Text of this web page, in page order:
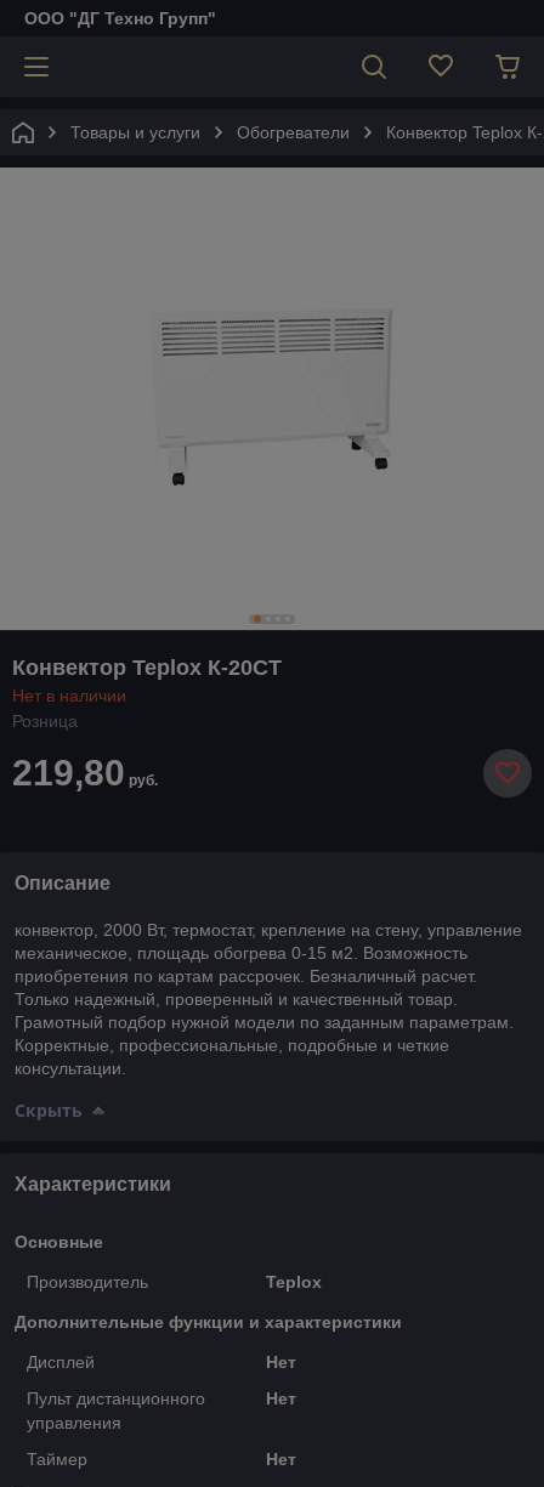
ООО "ДГ Техно Групп"
Товары и услуги Обогреватели Конвектор Teplox
Конвектор Teplox К-20СТ
Нет в наличии
Розница
219,80 руб.
Описание
конвектор, 2000 Вт, термостат, крепление на стену, управление
механическое, площадь обогрева 0-15 м2. Возможность
приобретения по картам рассрочек. Безналичный расчет.
Только надежный, проверенный и качественный товар.
Грамотный подбор нужной модели по заданным параметрам.
Корректные, профессиональные, подробные и четкие
консультации.
Скрыть
Характеристики
Основные
Производитель Teplox
Дополнительные функции и характеристики
Дисплей
Нет
Пульт дистанционного
управления
Нет
Таймер Нет